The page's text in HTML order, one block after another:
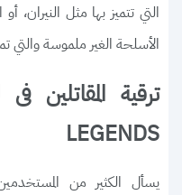
التي تتميز بها مثل النيران، أو
الأسلحة الغير ملموسة والتي
LEGENDS
يسأل الكثير من